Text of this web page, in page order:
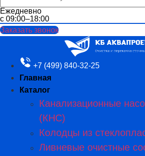
Ежедневно
с 09:00–18:00
Заказать звонок
+7 (499) 840-32-25
Главная
Каталог
Канализационные
(КНС)
Колодцы из
Ливневые очистные